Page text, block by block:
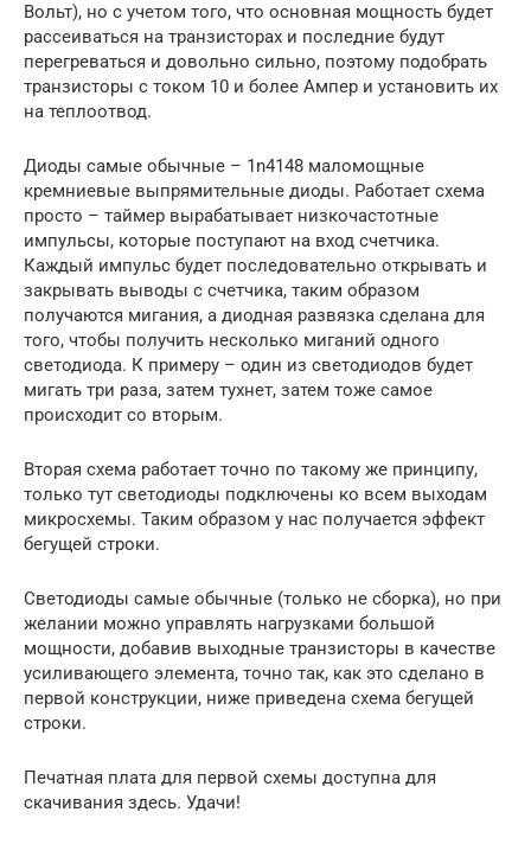
Вольт), но с учетом того, что основная мощность будет
рассеиваться на транзисторах и последние будут
перегреваться и довольно сильно, поэтому подобрать
транзисторы с током 10 и более Ампер и установить их
на теплоотвод.
Диоды самые обычные – 1n4148 маломощные
кремниевые выпрямительные диоды. Работает схема
просто – таймер вырабатывает низкочастотные
импульсы, которые поступают на вход счетчика.
Каждый импульс будет последовательно открывать и
закрывать выводы с счетчика, таким образом
получаются мигания, а диодная развязка сделана для
того, чтобы получить несколько миганий одного
светодиода. К примеру – один из светодиодов будет
мигать три раза, затем тухнет, затем тоже самое
происходит со вторым.
Вторая схема работает точно по такому же принципу,
только тут светодиоды подключены ко всем выходам
микросхемы. Таким образом у нас получается эффект
бегущей строки.
Светодиоды самые обычные (только не сборка), но при
желании можно управлять нагрузками большой
мощности, добавив выходные транзисторы в качестве
усиливающего элемента, точно так, как это сделано в
первой конструкции, ниже приведена схема бегущей
строки.
Печатная плата для первой схемы доступна для
скачивания здесь. Удачи!